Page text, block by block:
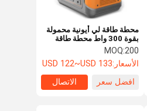
محطة طاقة لي أيونية محمولة
بقوة 300 واط محطة طاقة
طوارئ منزلية
MOQ:200
الأسعار:USD 122~USD 133
افضل سعر
الاتصال